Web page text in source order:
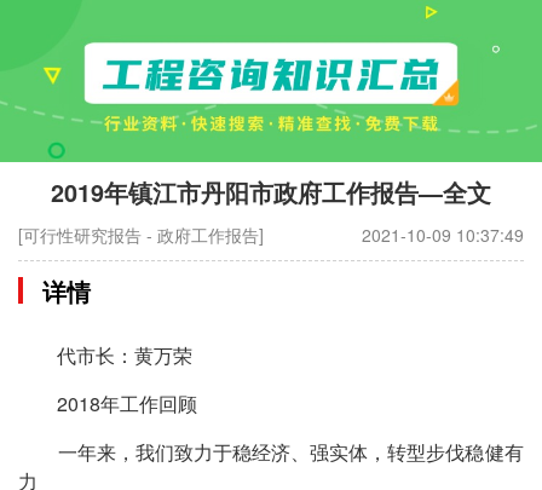
2019年镇江市丹阳市政府工作报告—全文
[可行性研究报告 - 政府工作报告] 2021-10-09 10:37:49
详情
代市长：黄万荣
2018年工作回顾
一年来，我们致力于稳经济、强实体，转型步伐稳健有
力